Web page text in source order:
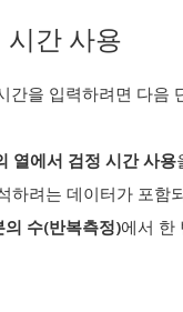
간 사용
을 입력하려면 다음
열에서 검정 시간 사용
하려는 데이터가 포함
수(반복측정)에서 한